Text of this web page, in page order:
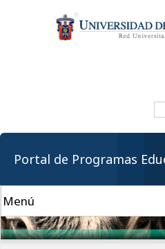
contenido
principal
Portal de Programas